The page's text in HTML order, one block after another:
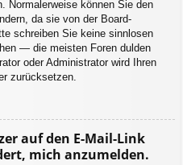
Normalerweise können Sie den
da sie von der Board-
schreiben Sie keine sinnlosen
— die meisten Foren dulden
oder Administrator wird Ihren
zurücksetzen.
auf den E-Mail-Link
mich anzumelden.